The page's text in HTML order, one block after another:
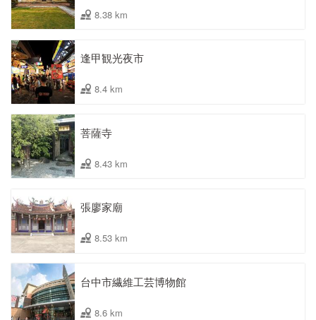
8.38 km
逢甲観光夜市
8.4 km
菩薩寺
8.43 km
張廖家廟
8.53 km
台中市繊維工芸博物館
8.6 km